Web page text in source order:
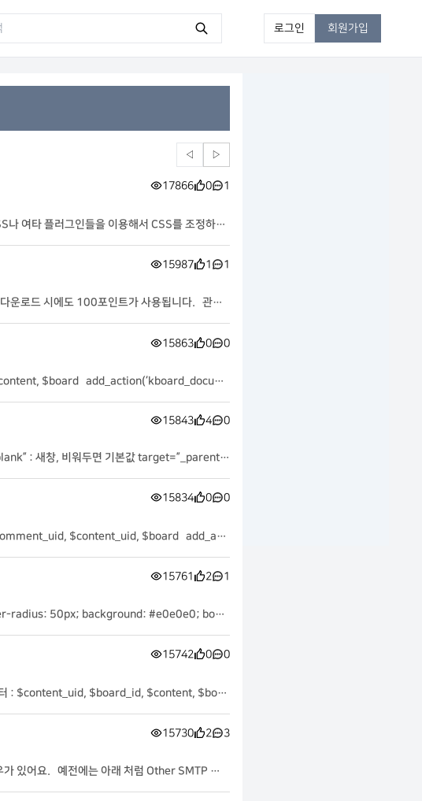
로그인 회원가입
◁ ▷
17866 0 1
나 여타 플러그인들을 이용해서 CSS를 조정하셔
15987 1 1
운로드 시에도 100포인트가 사용됩니다. 관련
15863 0 0
$board add_action(‘kboard_docum
15843 4 0
: 새창, 비워두면 기본값 target=”_parent” :
15834 0 0
$content_uid, $board add_acti
15761 2 1
50px; background: #e0e0e0; box-
15742 0 0
터 : $content_uid, $board_id, $content, $boar
15730 2 3
가 있어요. 예전에는 아래 처럼 Other SMTP 설